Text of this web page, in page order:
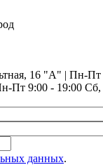
16 "А" | Пн-Пт
Пт 9:00 - 19:00
данных.